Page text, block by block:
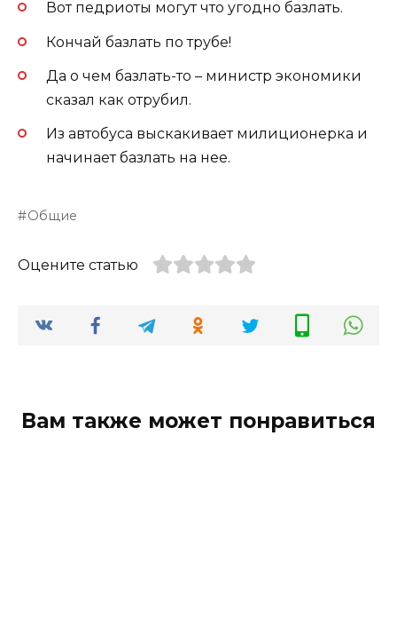
Вот педриоты могут что угодно базлать.
Кончай базлать по трубе!
Да о чем базлать-то – министр экономики
сказал как отрубил.
Из автобуса выскакивает милиционерка и
начинает базлать на нее.
Общие
Оцените статью
Вам также может понравиться